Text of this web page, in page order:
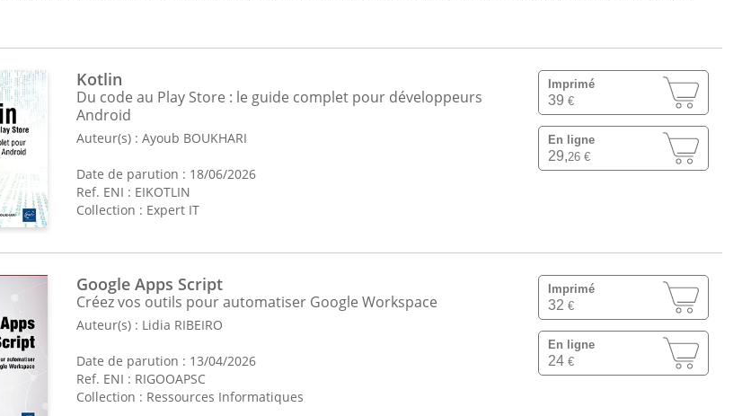
Kotlin
Du code au Play Store : le guide complet pour développeurs
Android
Auteur(s) : Ayoub BOUKHARI
Date de parution : 18/06/2026
Ref. ENI : EIKOTLIN
Collection : Expert IT
Imprimé
39 €
En ligne
29,26 €
Google Apps Script
Créez vos outils pour automatiser Google Workspace
Auteur(s) : Lidia RIBEIRO
Date de parution : 13/04/2026
Ref. ENI : RIGOOAPSC
Collection : Ressources Informatiques
Imprimé
32 €
En ligne
24 €